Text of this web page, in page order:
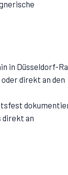
in Düsseldorf-
direkt an den
direkt an